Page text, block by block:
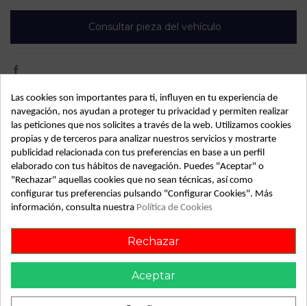
Consultar pieza del vehículo
Detalles de producto
Año fabricación
1998
Bastidor
WVWZZZ1JZXW193073
Color
Blanco
Combustible
Gasolina
Versión
1.6
Potencia
100CV 74KW
Golf IV Berlina (1J1)
Las cookies son importantes para ti, influyen en tu experiencia de
navegación, nos ayudan a proteger tu privacidad y permiten realizar
las peticiones que nos solicites a través de la web. Utilizamos cookies
propias y de terceros para analizar nuestros servicios y mostrarte
publicidad relacionada con tus preferencias en base a un perfil
elaborado con tus hábitos de navegación. Puedes "Aceptar" o
"Rechazar" aquellas cookies que no sean técnicas, así como
configurar tus preferencias pulsando "Configurar Cookies". Más
información, consulta nuestra Política de Cookies
Rechazar
Aceptar